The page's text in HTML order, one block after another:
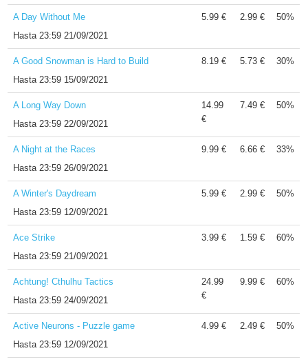
A Day Without Me
Hasta23:59 21/09/2021
5.99 € 2.99 € 50%
A Good Snowman is Hard to Build
Hasta23:59 15/09/2021
8.19 € 5.73 € 30%
A Long Way Down
Hasta23:59 22/09/2021
14.99
€
7.49 € 50%
A Night at the Races
Hasta23:59 26/09/2021
9.99 € 6.66 € 33%
A Winter's Daydream
Hasta23:59 12/09/2021
5.99 € 2.99 € 50%
Ace Strike
Hasta23:59 21/09/2021
3.99 € 1.59 € 60%
Achtung! Cthulhu Tactics
Hasta23:59 24/09/2021
24.99
€
9.99 € 60%
Active Neurons - Puzzle game
Hasta23:59 12/09/2021
4.99 € 2.49 € 50%